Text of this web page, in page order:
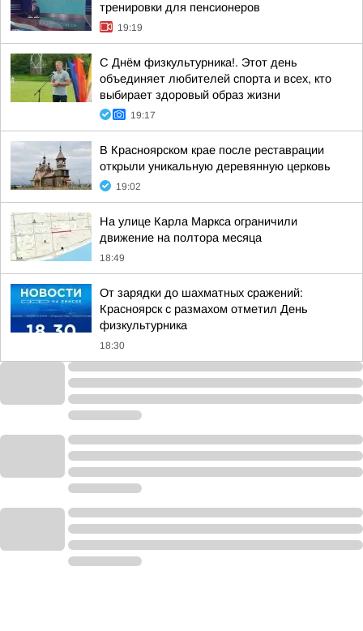
тренировки для пенсионеров
19:19
С Днём физкультурника!. Этот день
объединяет любителей спорта и всех, кто
выбирает здоровый образ жизни
19:17
В Красноярском крае после реставрации
открыли уникальную деревянную церковь
19:02
На улице Карла Маркса ограничили
движение на полтора месяца
18:49
От зарядки до шахматных сражений:
Красноярск с размахом отметил День
физкультурника
18:30